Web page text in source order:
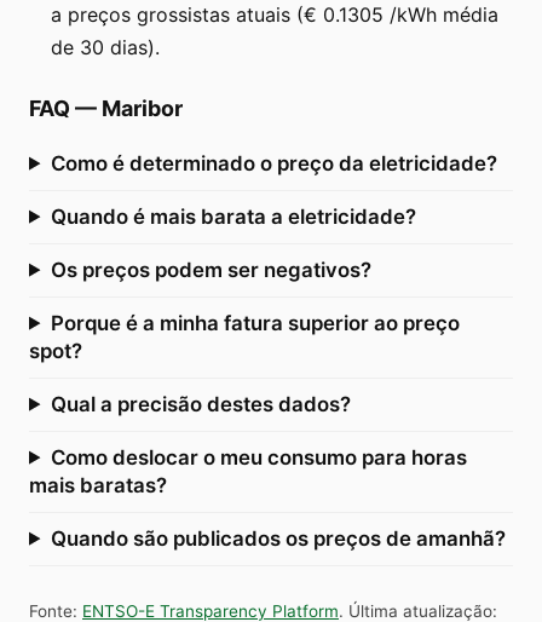
a preços grossistas atuais (€ 0.1305 /kWh média
de 30 dias).
FAQ — Maribor
Como é determinado o preço da eletricidade?
Quando é mais barata a eletricidade?
Os preços podem ser negativos?
Porque é a minha fatura superior ao preço
spot?
Qual a precisão destes dados?
Como deslocar o meu consumo para horas
mais baratas?
Quando são publicados os preços de amanhã?
Fonte: ENTSO-E Transparency Platform. Última atualização: